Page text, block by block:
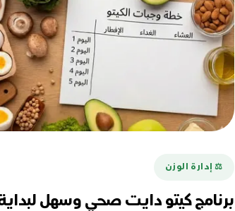
⚖️ إدارة الوزن
برنامج كيتو دايت صحي وسهل